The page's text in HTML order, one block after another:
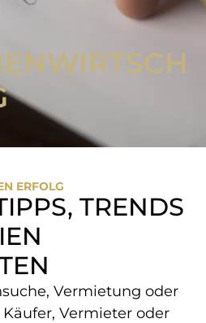
ERFOLG
TRENDS
Vermietung oder
Vermieter oder